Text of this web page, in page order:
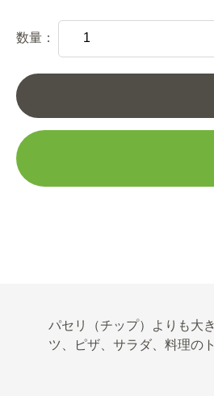
数量：
パセリ（チップ）よりも大
ツ、ピザ、サラダ、料理の